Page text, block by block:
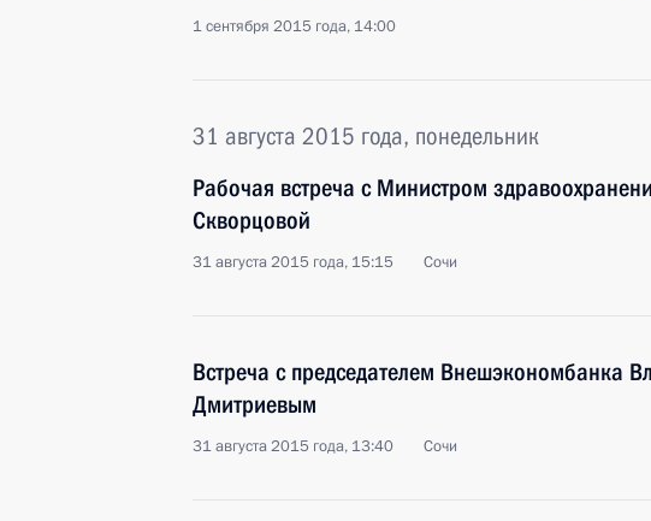
1 сентября 2015 года, 14:00
31 августа 2015 года, понедельник
Рабочая встреча с Министром
Скворцовой
31 августа 2015 года, 15:15 Сочи
Встреча с председателем Внешэкономбанка
Дмитриевым
31 августа 2015 года, 13:40 Сочи